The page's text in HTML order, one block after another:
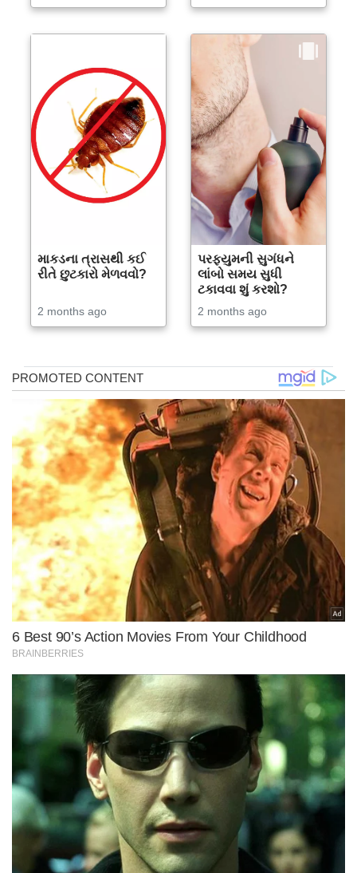
માકડના ત્રાસથી કઈ
રીતે છુટકારો મેળવવો?
2 months ago
પરફ્યુમની સુગંધને
લાંબો સમય સુધી
ટકાવવા શું કરશો?
2 months ago